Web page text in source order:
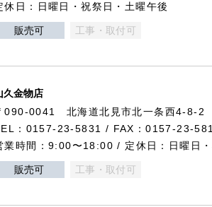
休日：日曜日・祝祭日・土曜午後
販売可 工事・取付可
久金物店
090-0041 北海道北見市北一条西4-8-2
：0157-23-5831 / FAX：0157-23-
業時間：9:00〜18:00 / 定休日：日曜日・
販売可 工事・取付可